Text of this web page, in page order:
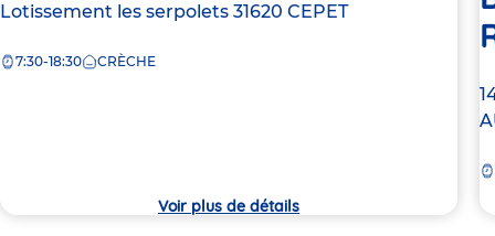
Adresse
la
Lotissement les serpolets 31620 CEPET
7:30-18:30 CRÈCHE
Voir plus de détails